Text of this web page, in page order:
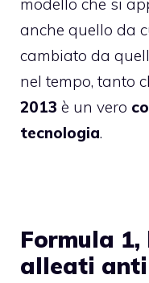
modello che si
anche quello da
cambiato da
nel tempo, tanto
2013 è un vero
tecnologia.
Formula
alleati